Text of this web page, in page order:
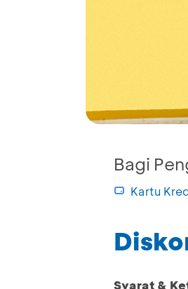
Bagi
Kartu
Syarat &